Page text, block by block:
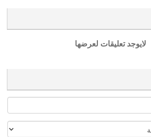
لايوجد تعليقات لعرضها